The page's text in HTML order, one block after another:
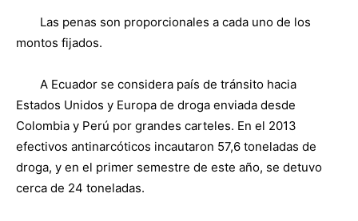
Las penas son proporcionales a cada uno de los
montos fijados.
A Ecuador se considera país de tránsito hacia
Estados Unidos y Europa de droga enviada desde
Colombia y Perú por grandes carteles. En el 2013
efectivos antinarcóticos incautaron 57,6 toneladas de
droga, y en el primer semestre de este año, se detuvo
cerca de 24 toneladas.